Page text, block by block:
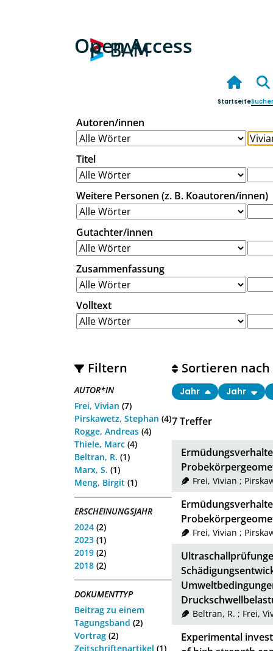
Open Access
Startseite
Autoren/innen
Titel
Weitere Personen (z. B. Koautoren/innen)
Gutachter/innen
Zusammenfassung
Volltext
Filtern
AUTOR*IN
Frei, Vivian (7)
Pirskawetz, Stephan (4)
Rogge, Andreas (4)
Thiele, Marc (4)
Beltran, R. (1)
Marx, S. (1)
Meng, Birgit (1)
ERSCHEINUNGSJAHR
2024 (2)
2023 (1)
2019 (2)
2018 (2)
DOKUMENTTYP
Beitrag zu einem
Tagungsband (2)
Vortrag (2)
Zeitschriftenartikel (1)
7Treffer
Sortieren nach
Jahr Jahr
Frei, Vivian ;
Frei, Vivian ;
Beltran, R. ; Frei,
Experimental